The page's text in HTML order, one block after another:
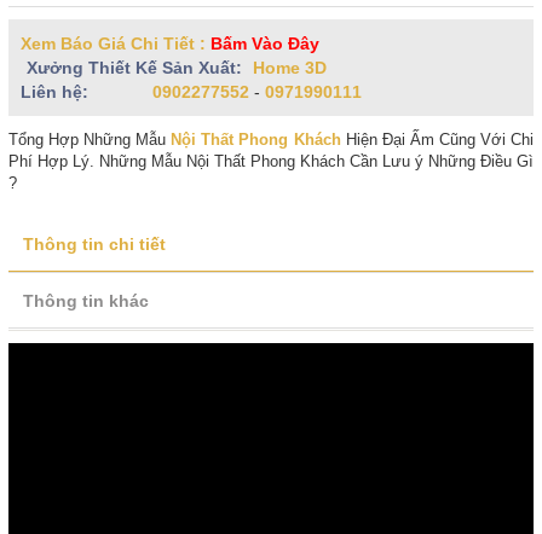
Xem Báo Giá Chi Tiết : Bấm Vào Đây
Xưởng Thiết Kế Sản Xuất:
Home 3D
Liên hệ:
0902277552 - 0971990111
Tổng Hợp Những Mẫu Nội Thất Phong KháchHiện Đại Ấm Cũng Với Chi
Phí Hợp Lý. Những Mẫu Nội Thất Phong Khách Cần Lưu ý Những Điều Gì
?
Thông tin chi tiết
Thông tin khác